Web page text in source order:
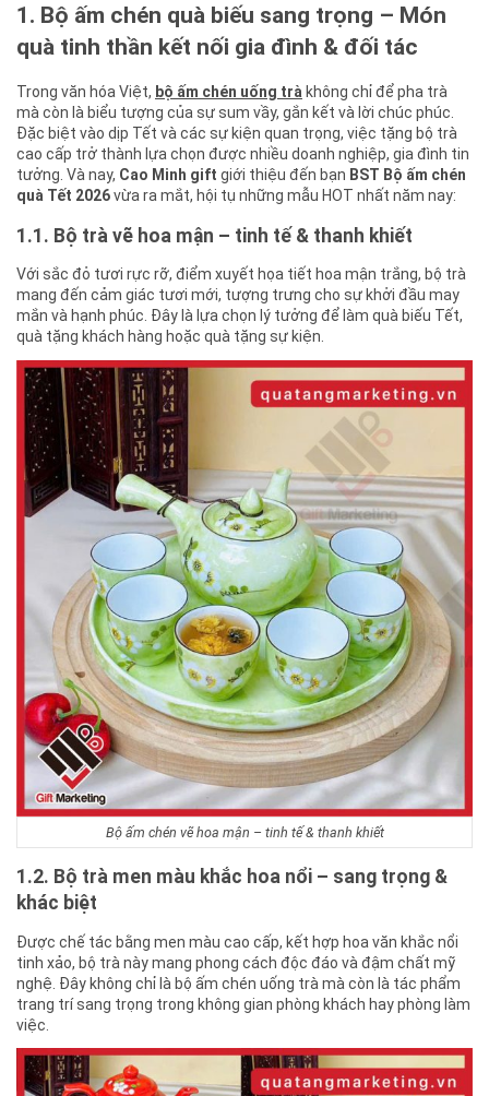
1. Bộ ấm chén quà biếu sang trọng – Món
quà tinh thần kết nối gia đình & đối tác
Trong văn hóa Việt, bộ ấm chén uống trà không chỉ để pha trà
mà còn là biểu tượng của sự sum vầy, gắn kết và lời chúc phúc.
Đặc biệt vào dịp Tết và các sự kiện quan trọng, việc tặng bộ trà
cao cấp trở thành lựa chọn được nhiều doanh nghiệp, gia đình tin
tưởng. Và nay, Cao Minh gift giới thiệu đến bạn BST Bộ ấm chén
quà Tết 2026vừa ra mắt, hội tụ những mẫu HOT nhất năm nay:
1.1. Bộ trà vẽ hoa mận – tinh tế & thanh khiết
Với sắc đỏ tươi rực rỡ, điểm xuyết họa tiết hoa mận trắng, bộ trà
mang đến cảm giác tươi mới, tượng trưng cho sự khởi đầu may
mắn và hạnh phúc. Đây là lựa chọn lý tưởng để làm quà biếu Tết,
quà tặng khách hàng hoặc quà tặng sự kiện.
Bộ ấm chén vẽ hoa mận – tinh tế & thanh khiết
1.2. Bộ trà men màu khắc hoa nổi – sang trọng &
khác biệt
Được chế tác bằng men màu cao cấp, kết hợp hoa văn khắc nổi
tinh xảo, bộ trà này mang phong cách độc đáo và đậm chất mỹ
nghệ. Đây không chỉ là bộ ấm chén uống trà mà còn là tác phẩm
trang trí sang trọng trong không gian phòng khách hay phòng làm
việc.